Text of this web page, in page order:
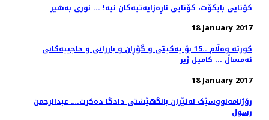
کۆتایی بایکۆت، کۆتایی ناڕه‌زایه‌تیه‌کان نیه‌! ... نوری به‌شیر
18 January 2017
کورته‌ وه‌ڵام ..15 بۆ یه‌کیتی و گۆڕان و بارزانی و حاجییه‌کانی
ئه‌مساڵ ... کامیل ژیر
18 January 2017
رۆژنامەنووسێک لەئێران بانگهێشتی دادگا دەکرت.… عبدالرحمن
رسول